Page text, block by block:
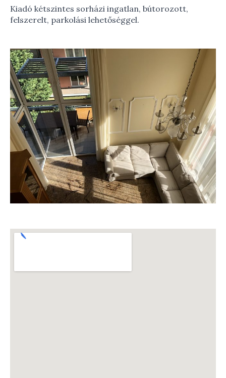
Kiadó kétszintes sorházi ingatlan, bútorozott,
felszerelt, parkolási lehetőséggel.